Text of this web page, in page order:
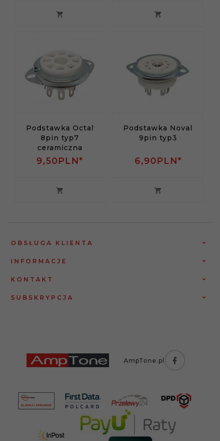
Podstawka Octal
8pin typ7
ceramiczna
9,50PLN*
Podstawka Noval
9pin typ3
6,90PLN*
OBSŁUGA KLIENTA
INFORMACJE
KONTAKT
SUBSKRYPCJA
AmpTone.pl